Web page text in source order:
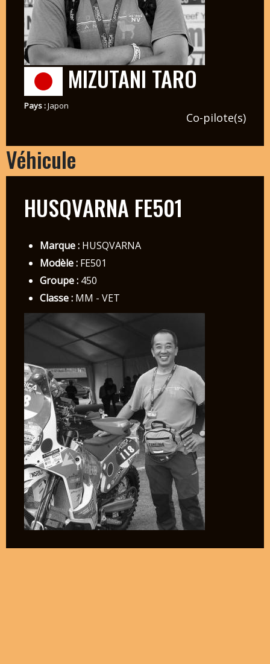
MIZUTANI TARO
Pays :Japon
Co-pilote(s)
Véhicule
HUSQVARNA FE501
Marque :HUSQVARNA
Modèle :FE501
Groupe :450
Classe :MM - VET